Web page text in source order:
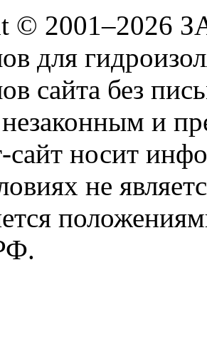
© 2001–2026
для
сайта без
незаконным и
сайт носит
не